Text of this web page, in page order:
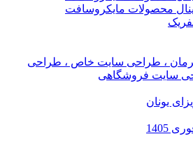
محصولات مایکروسافت
، طراحی سایت خاص ، طراحی
سایت فروشگاهی
یونان